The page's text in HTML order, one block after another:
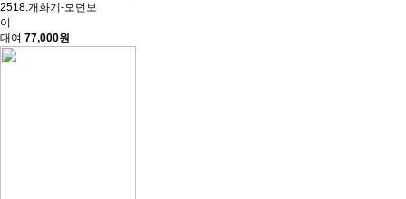
2518.개화기-모던보
이
대여 77,000원